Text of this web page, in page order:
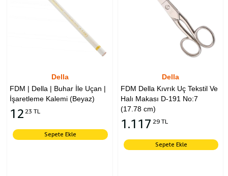
Della
FDM | Della | Buhar İle Uçan |
İşaretleme Kalemi (Beyaz)
12 23 TL
Sepete Ekle
Della
FDM Della Kıvrık Uç Tekstil Ve
Halı Makası D-191 No:7
(17.78 cm)
1.117 29 TL
Sepete Ekle